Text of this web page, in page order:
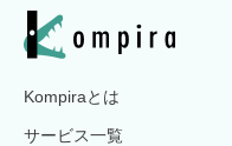
Kompiraとは
サービス一覧